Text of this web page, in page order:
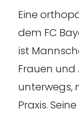
Eine
dem FC
ist
Frauen
unterwegs,
Praxis.